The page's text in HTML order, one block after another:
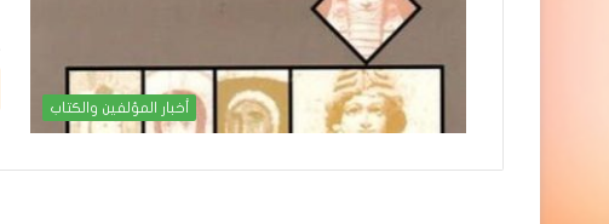
أخبار المؤلفين والكتاب